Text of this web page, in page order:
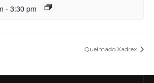
- 3:30 pm
Queimado Xadrex